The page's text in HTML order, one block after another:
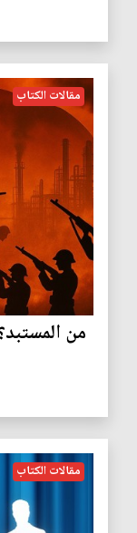
مقالات الكتاب
من
مقالات الكتاب